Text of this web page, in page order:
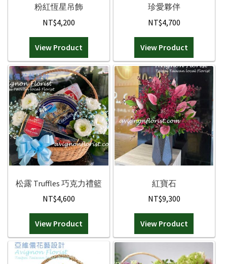
永生花/乾燥花
禮物|禮籃
綠色盆栽
客製化訂購
聯絡我們
品
選
擇
選
項
粉紅恆星吊飾
NT$4,200
View Product
珍愛夥伴
NT$4,700
View Product
松露 Truffles 巧克力禮籃
NT$4,600
View Product
紅寶石
NT$9,300
View Product